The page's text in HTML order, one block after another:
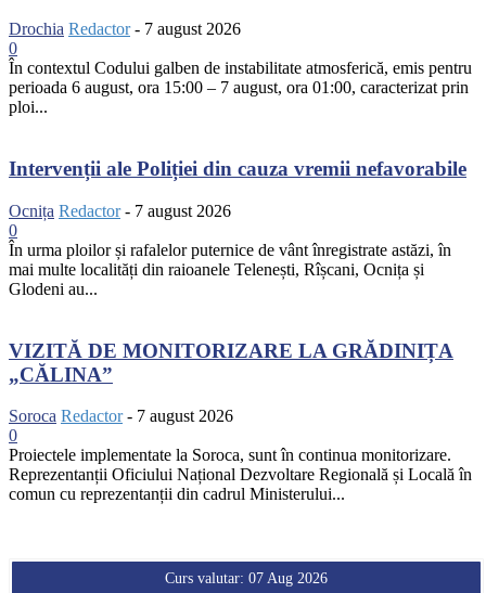
Drochia Redactor - 7 august 2026
0
În contextul Codului galben de instabilitate atmosferică, emis pentru
perioada 6 august, ora 15:00 – 7 august, ora 01:00, caracterizat prin
ploi...
Intervenții ale Poliției din cauza vremii nefavorabile
Ocnița Redactor - 7 august 2026
0
În urma ploilor și rafalelor puternice de vânt înregistrate astăzi, în
mai multe localități din raioanele Telenești, Rîșcani, Ocnița și
Glodeni au...
VIZITĂ DE MONITORIZARE LA GRĂDINIȚA
„CĂLINA”
Soroca Redactor - 7 august 2026
0
Proiectele implementate la Soroca, sunt în continua monitorizare.
Reprezentanții Oficiului Național Dezvoltare Regională și Locală în
comun cu reprezentanții din cadrul Ministerului...
Curs valutar: 07 Aug 2026